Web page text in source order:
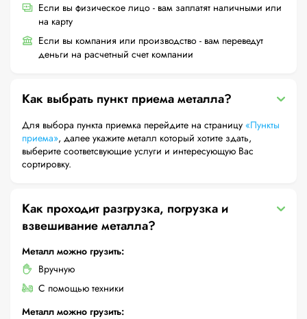
Если вы физическое лицо - вам заплатят наличными или
на карту
Если вы компания или производство - вам переведут
деньги на расчетный счет компании
Как выбрать пункт приема металла?
Для выбора пункта приемка перейдите на страницу «Пункты
приема», далее укажите металл который хотите здать,
выберите соответсвующие услуги и интересующую Вас
сортировку.
Как проходит разгрузка, погрузка и
взвешивание металла?
Металл можно грузить:
Вручную
С помощью техники
Металл можно грузить: